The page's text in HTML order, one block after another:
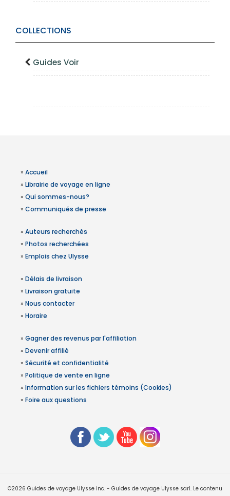
COLLECTIONS
Guides Voir
» Accueil
» Librairie de voyage en ligne
» Qui sommes-nous?
» Communiqués de presse
» Auteurs recherchés
» Photos recherchées
» Emplois chez Ulysse
» Délais de livraison
» Livraison gratuite
» Nous contacter
» Horaire
» Gagner des revenus par l'affiliation
» Devenir affilié
» Sécurité et confidentialité
» Politique de vente en ligne
» Information sur les fichiers témoins (Cookies)
» Foire aux questions
©2026 Guides de voyage Ulysse inc. - Guides de voyage Ulysse sarl. Le contenu